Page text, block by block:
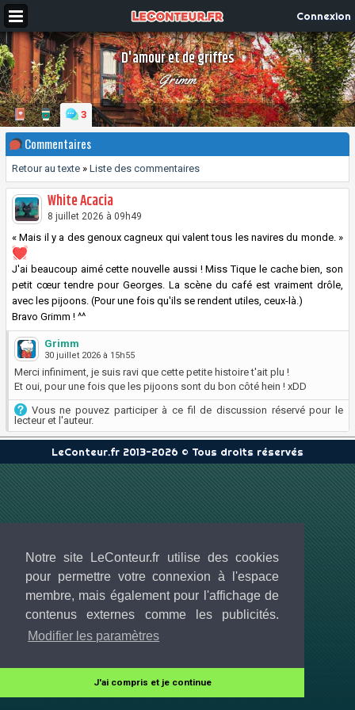
Notre site LeConteur.fr utilise des cookies
pour permettre votre connexion à l'espace
membre, mais également pour l'affichage de
contenus externes comme les publicités.
Modifier les paramètres
J'ai compris et je continue
Connexion
D'amour et de griffes
Grimm
3
Commentaires
Retour au texte » Liste des commentaires
White Acacia
8 juillet 2026 à 09h49
« Mais il y a des genoux cagneux qui valent tous les navires du monde. »
J'ai beaucoup aimé cette nouvelle aussi ! Miss Tique le cache bien, son
petit cœur tendre pour Georges. La scène du café est vraiment drôle,
avec les pijoons. (Pour une fois qu'ils se rendent utiles, ceux-là.)
Bravo Grimm ! ^^
Grimm
30 juillet 2026 à 15h55
Merci infiniment, je suis ravi que cette petite histoire t'ait plu !
Et oui, pour une fois que les pijoons sont du bon côté hein ! xDD
Vous ne pouvez participer à ce fil de discussion réservé pour le
lecteur et l'auteur.
LeConteur.fr 2013-2026 © Tous droits réservés